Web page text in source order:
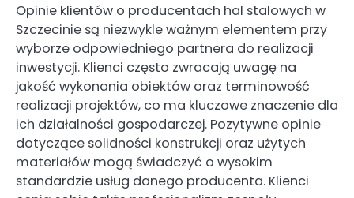
Opinie klientów o producentach hal stalowych w
Szczecinie są niezwykle ważnym elementem przy
wyborze odpowiedniego partnera do realizacji
inwestycji. Klienci często zwracają uwagę na
jakość wykonania obiektów oraz terminowość
realizacji projektów, co ma kluczowe znaczenie dla
ich działalności gospodarczej. Pozytywne opinie
dotyczące solidności konstrukcji oraz użytych
materiałów mogą świadczyć o wysokim
standardzie usług danego producenta. Klienci